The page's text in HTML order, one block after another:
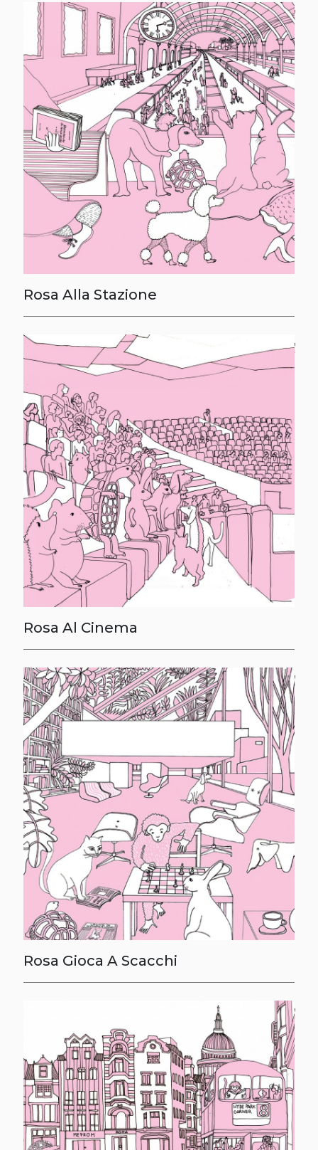
Rosa Alla Stazione
Rosa Al Cinema
Rosa Gioca A Scacchi